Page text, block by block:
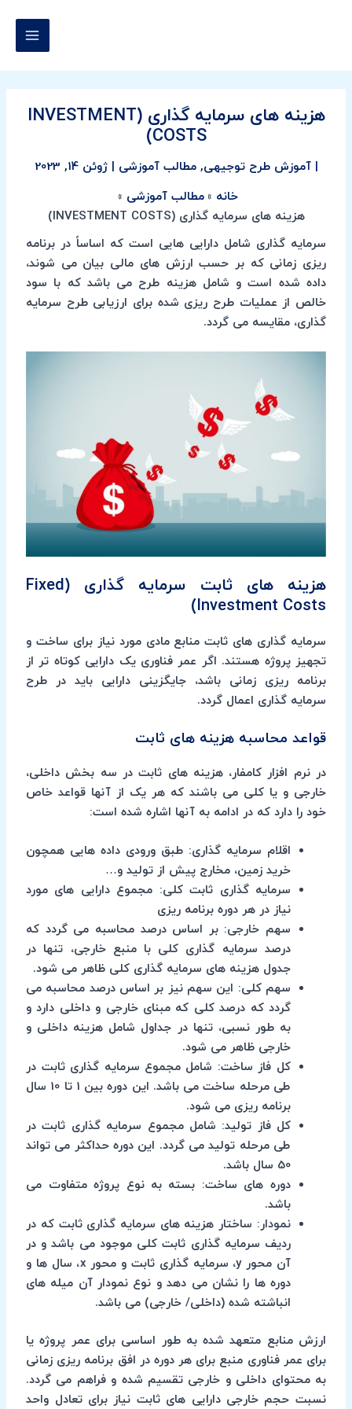
هزینه های سرمایه گذاری (INVESTMENT
COSTS)
|آموزش طرح توجیهی,مطالب آموزشی |ژوئن 14, 2023
خانه
مطالب آموزشی
هزینه های سرمایه گذاری (INVESTMENT COSTS)
سرمایه گذاری شامل دارایی هایی است که اساساً در برنامه
ریزی زمانی که بر حسب ارزش های مالی بیان می شوند،
داده شده است و شامل هزینه طرح می باشد که با سود
خالص از عملیات طرح ریزی شده برای ارزیابی طرح سرمایه
گذاری، مقایسه می گردد.
هزینه های ثابت سرمایه گذاری (Fixed
Investment Costs)
سرمایه گذاری های ثابت منابع مادی مورد نیاز برای ساخت و
تجهیز پروژه هستند. اگر عمر فناوری یک دارایی کوتاه تر از
برنامه ریزی زمانی باشد، جایگزینی دارایی باید در طرح
سرمایه گذاری اعمال گردد.
قواعد محاسبه هزینه های ثابت
در نرم افزار کامفار، هزینه های ثابت در سه بخش داخلی،
خارجی و یا کلی می باشند که هر یک از آنها قواعد خاص
خود را دارد که در ادامه به آنها اشاره شده است:
اقلام سرمایه گذاری: طبق ورودی داده هایی همچون
خرید زمین، مخارج پیش از تولید و…
سرمایه گذاری ثابت کلی: مجموع دارایی های مورد
نیاز در هر دوره برنامه ریزی
سهم خارجی: بر اساس درصد محاسبه می گردد که
درصد سرمایه گذاری کلی با منبع خارجی، تنها در
جدول هزینه های سرمایه گذاری کلی ظاهر می شود.
سهم کلی: این سهم نیز بر اساس درصد محاسبه می
گردد که درصد کلی که مبنای خارجی و داخلی دارد و
به طور نسبی، تنها در جداول شامل هزینه داخلی و
خارجی ظاهر می شود.
کل فاز ساخت: شامل مجموع سرمایه گذاری ثابت در
طی مرحله ساخت می باشد. این دوره بین 1 تا 10 سال
برنامه ریزی می شود.
کل فاز تولید: شامل مجموع سرمایه گذاری ثابت در
طی مرحله تولید می گردد. این دوره حداکثر می تواند
50 سال باشد.
دوره های ساخت: بسته به نوع پروژه متفاوت می
باشد.
نمودار: ساختار هزینه های سرمایه گذاری ثابت که در
ردیف سرمایه گذاری ثابت کلی موجود می باشد و در
آن محور y، سرمایه گذاری ثابت و محور x، سال ها و
دوره ها را نشان می دهد و نوع نمودار آن میله های
انباشته شده (داخلی/ خارجی) می باشد.
ارزش منابع متعهد شده به طور اساسی برای عمر پروژه یا
برای عمر فناوری منبع برای هر دوره در افق برنامه ریزی زمانی
به محتوای داخلی و خارجی تقسیم شده و فراهم می گردد.
نسبت حجم خارجی دارایی های ثابت نیاز برای تعادل واحد